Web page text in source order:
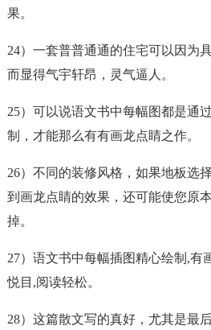
果。
24）一套普普通通的住宅可以因为
而显得气宇轩昂，灵气逼人。
25）可以说语文书中每幅图都是通
制，才能那么有有画龙点睛之作。
26）不同的装修风格，如果地板选
到 画龙点睛的效果，还可能使您原
掉。
27）语文书中每幅插图精心绘制,有
悦目,阅读轻松。
28）这篇散文写的真好，尤其是最